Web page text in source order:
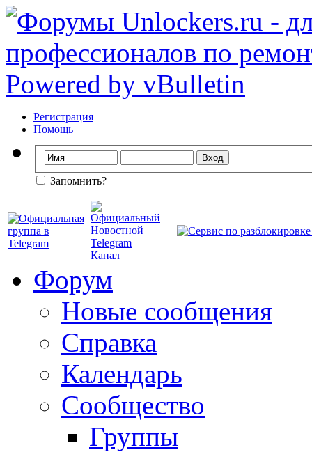
Регистрация
Помощь
Запомнить?
Форум
Новые сообщения
Справка
Календарь
Сообщество
Группы